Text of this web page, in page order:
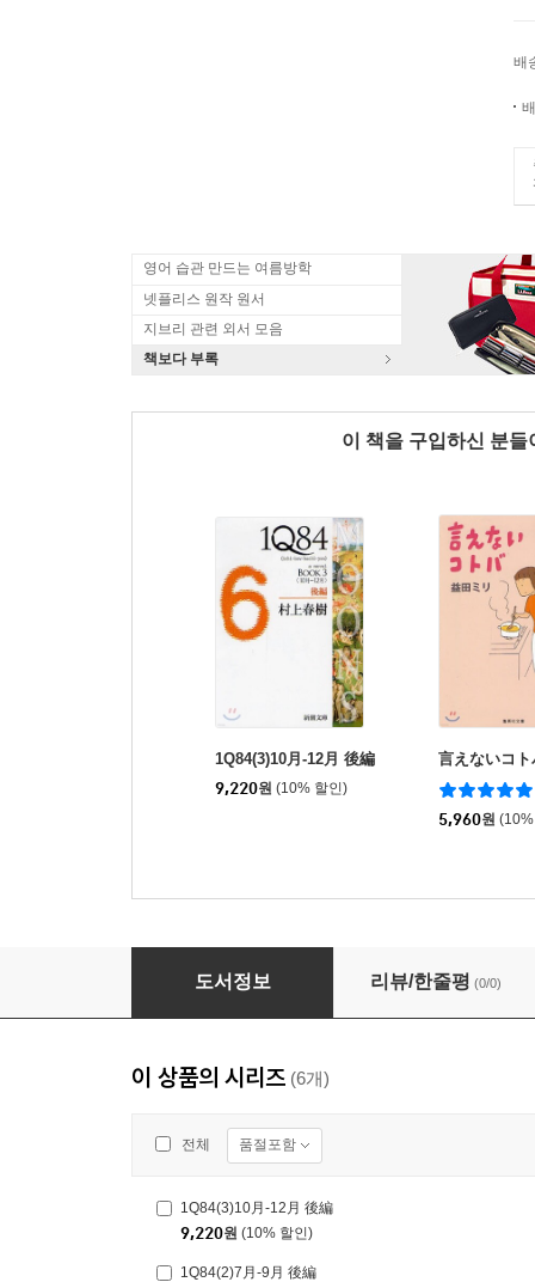
배
영어 습관 만드는 여름방학
넷플리스 원작 원서
지브리 관련 외서 모음
책보다 부록
이 책을 구입하신 분
1Q84(3)10月-12月 後編
9,220원 (10% 할인)
言えないコト
5,960원
1Q84(3)10月-12月 前編
도서정보 리뷰/한줄평 (0/0)
이 상품의 시리즈 (6개)
전체 품절포함
1Q84(3)10月-12月 後編
9,220원 (10% 할인)
1Q84(2)7月-9月 後編